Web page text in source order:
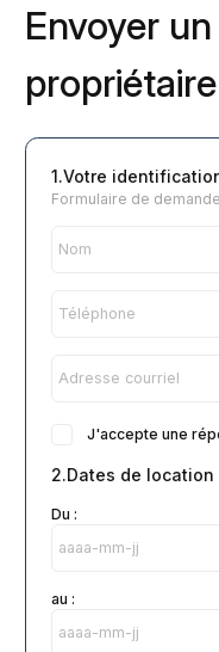
Envoyer
propriétaire
Formulaire de
1.Votre
J'accepte une
2.Dates de location
Du :
au :